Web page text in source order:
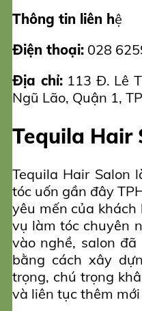
Thông tin liên hệ
Điện thoại: 028
Địa chỉ:113 Đ. Lê
Ngũ Lão, Quận 1,
Tequila Hair
Tequila Hair Salon
tóc uốn gần đây
yêu mến của
vụ làm tóc chuyên
vào nghề, salon
bằng cách xây
trọng, chú trọng
và liên tục thêm